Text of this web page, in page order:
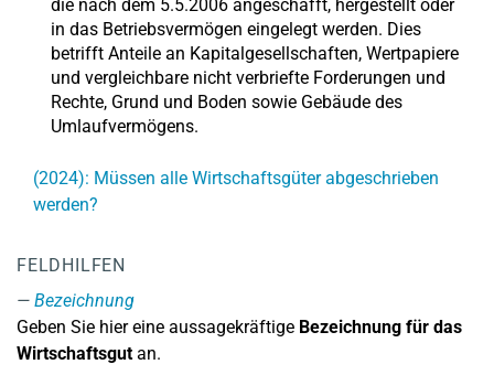
die nach dem 5.5.2006 angeschafft, hergestellt oder
in das Betriebsvermögen eingelegt werden. Dies
betrifft Anteile an Kapitalgesellschaften, Wertpapiere
und vergleichbare nicht verbriefte Forderungen und
Rechte, Grund und Boden sowie Gebäude des
Umlaufvermögens.
(2024): Müssen alle Wirtschaftsgüter abgeschrieben
werden?
FELDHILFEN
Bezeichnung
Geben Sie hier eine aussagekräftige Bezeichnung für das
Wirtschaftsgutan.